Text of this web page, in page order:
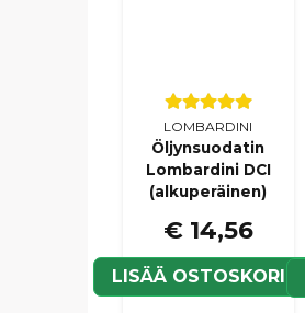
LOMBARDINI
Öljynsuodatin
Lombardini DCI
(alkuperäinen)
€ 14,56
LISÄÄ OSTOSKORIIN